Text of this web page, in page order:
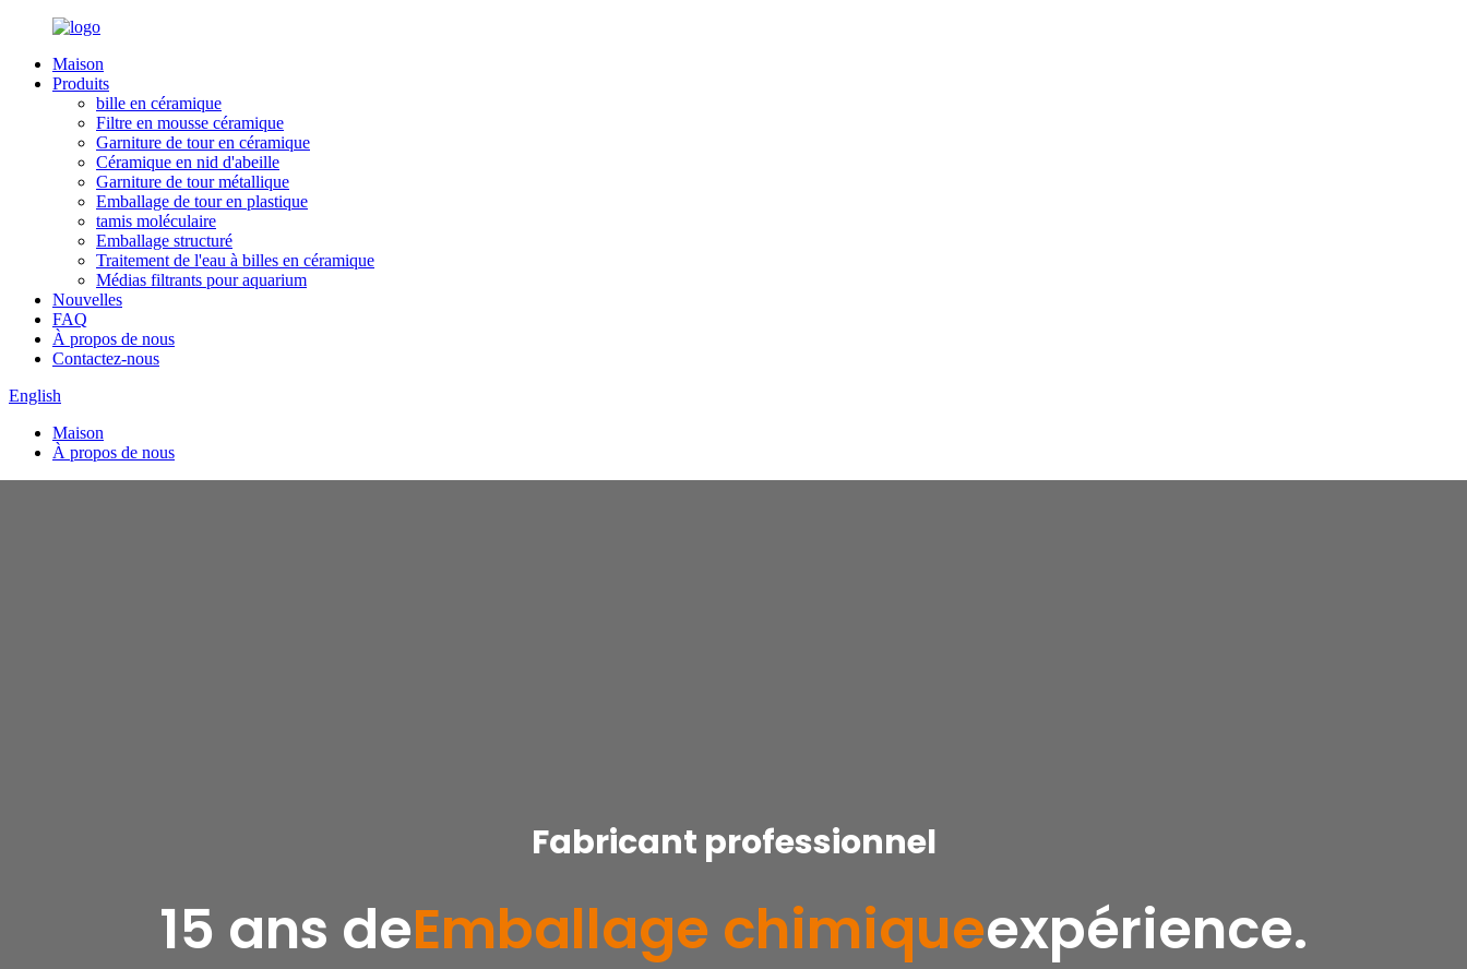
Maison
Produits
bille en céramique
Filtre en mousse céramique
Garniture de tour en céramique
Céramique en nid d'abeille
Garniture de tour métallique
Emballage de tour en plastique
tamis moléculaire
Emballage structuré
Traitement de l'eau à billes en céramique
Médias filtrants pour aquarium
Nouvelles
FAQ
À propos de nous
Contactez-nous
English
Maison
À propos de nous
Fabricant professionnel
15 ans deEmballage chimiqueexpérience.